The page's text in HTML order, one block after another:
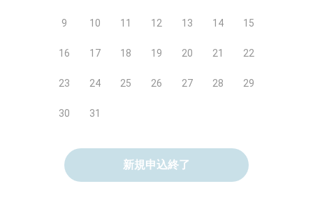
9 10 11 12 13 14 15
16 17 18 19 20 21 22
23 24 25 26 27 28 29
30 31
新規申込終了